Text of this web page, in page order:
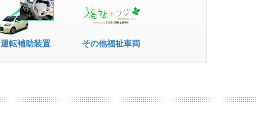
運転補助装置 その他福祉車両